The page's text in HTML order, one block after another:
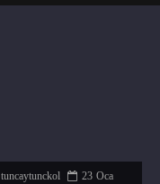
tuncaytunckol 23 Oca